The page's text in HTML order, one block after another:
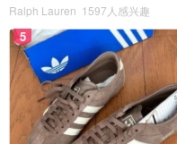
Ralph Lauren 1597人感兴趣
5